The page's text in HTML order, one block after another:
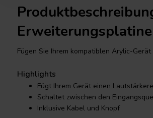
Erweiterungsplatine
Fügen Sie Ihrem kompatiblen Arylic-
Highlights
Fügt Ihrem Gerät einen
Schaltet zwischen den
Inklusive Kabel und Knopf